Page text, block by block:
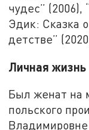
чудес” (2006),
Эдик: Сказка
детстве”
Личная жизнь
Был женат на
польского